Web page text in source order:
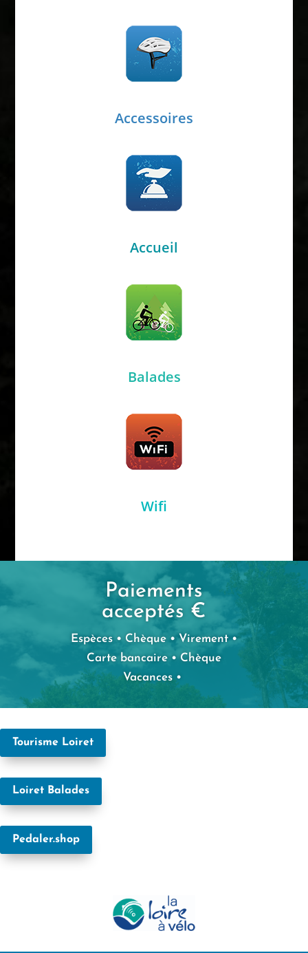
Accessoires
Accueil
Balades
Wifi
Paiements
acceptés €
Espèces • Chèque • Virement •
Carte bancaire • Chèque
Vacances •
Tourisme Loiret
Loiret Balades
Pedaler.shop